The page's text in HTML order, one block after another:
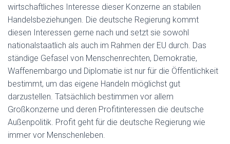
wirtschaftliches Interesse dieser Konzerne an stabilen
Handelsbeziehungen. Die deutsche Regierung kommt
diesen Interessen gerne nach und setzt sie sowohl
nationalstaatlich als auch im Rahmen der EU durch. Das
ständige Gefasel von Menschenrechten, Demokratie,
Waffenembargo und Diplomatie ist nur für die Öffentlichkeit
bestimmt, um das eigene Handeln möglichst gut
darzustellen. Tatsächlich bestimmen vor allem
Großkonzerne und deren Profitinteressen die deutsche
Außenpolitik. Profit geht für die deutsche Regierung wie
immer vor Menschenleben.